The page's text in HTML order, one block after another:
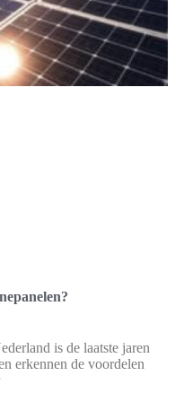
is de laatste jaren
erkennen de voordelen